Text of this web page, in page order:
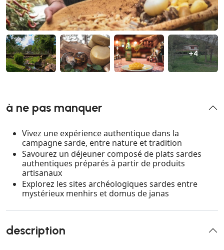
+4
à ne pas manquer
Vivez une expérience authentique dans la
campagne sarde, entre nature et tradition
Savourez un déjeuner composé de plats sardes
authentiques préparés à partir de produits
artisanaux
Explorez les sites archéologiques sardes entre
mystérieux menhirs et domus de janas
description